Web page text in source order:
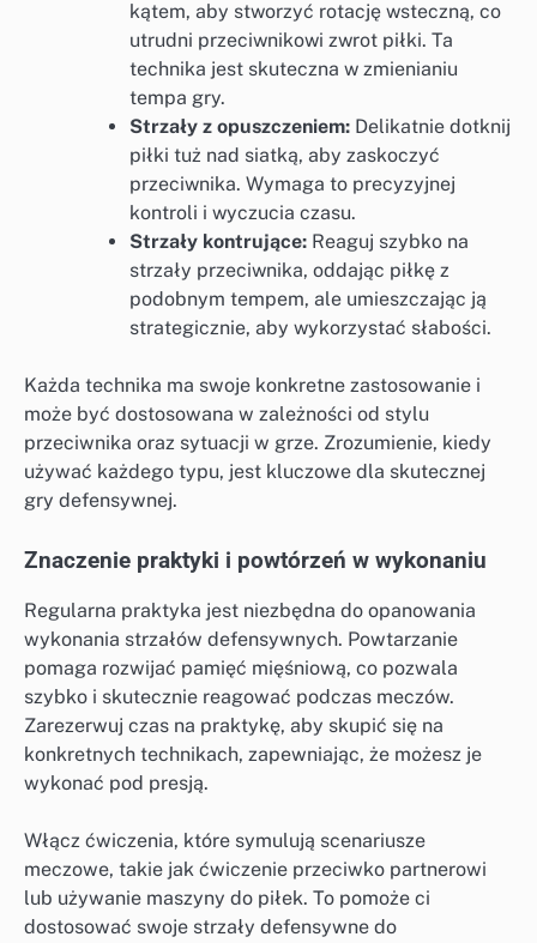
kątem, aby stworzyć rotację wsteczną, co
utrudni przeciwnikowi zwrot piłki. Ta
technika jest skuteczna w zmienianiu
tempa gry.
Strzały z opuszczeniem: Delikatnie dotknij
piłki tuż nad siatką, aby zaskoczyć
przeciwnika. Wymaga to precyzyjnej
kontroli i wyczucia czasu.
Strzały kontrujące: Reaguj szybko na
strzały przeciwnika, oddając piłkę z
podobnym tempem, ale umieszczając ją
strategicznie, aby wykorzystać słabości.
Każda technika ma swoje konkretne zastosowanie i
może być dostosowana w zależności od stylu
przeciwnika oraz sytuacji w grze. Zrozumienie, kiedy
używać każdego typu, jest kluczowe dla skutecznej
gry defensywnej.
Znaczenie praktyki i powtórzeń w wykonaniu
Regularna praktyka jest niezbędna do opanowania
wykonania strzałów defensywnych. Powtarzanie
pomaga rozwijać pamięć mięśniową, co pozwala
szybko i skutecznie reagować podczas meczów.
Zarezerwuj czas na praktykę, aby skupić się na
konkretnych technikach, zapewniając, że możesz je
wykonać pod presją.
Włącz ćwiczenia, które symulują scenariusze
meczowe, takie jak ćwiczenie przeciwko partnerowi
lub używanie maszyny do piłek. To pomoże ci
dostosować swoje strzały defensywne do